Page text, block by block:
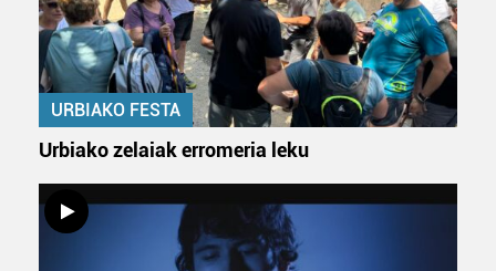
URBIAKO FESTA
Urbiako zelaiak erromeria leku